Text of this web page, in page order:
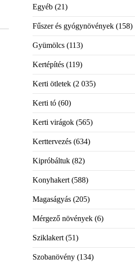
Egyéb(21)
Fűszer és gyógynövények(158)
Gyümölcs(113)
Kertépítés(119)
Kerti ötletek(2 035)
Kerti tó(60)
Kerti virágok(565)
Kerttervezés(634)
Kipróbáltuk(82)
Konyhakert(588)
Magaságyás(205)
Mérgező növények(6)
Sziklakert(51)
Szobanövény(134)